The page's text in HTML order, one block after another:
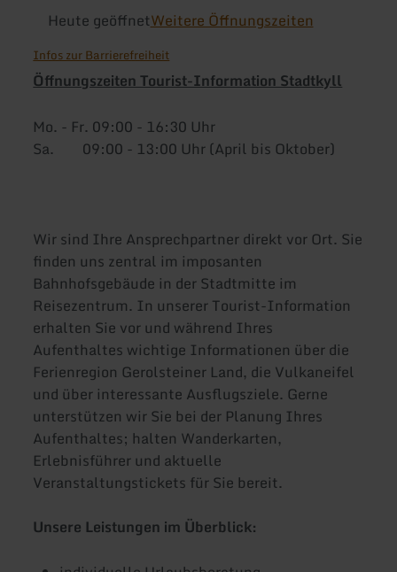
Heute geöffnetWeitere Öffnungszeiten
Infos zur Barrierefreiheit
Öffnungszeiten Tourist-Information Stadtkyll
Mo. - Fr. 09:00 - 16:30 Uhr
Sa. 09:00 - 13:00 Uhr (April bis Oktober)
Wir sind Ihre Ansprechpartner direkt vor Ort. Sie
finden uns zentral im imposanten
Bahnhofsgebäude in der Stadtmitte im
Reisezentrum. In unserer Tourist-Information
erhalten Sie vor und während Ihres
Aufenthaltes wichtige Informationen über die
Ferienregion Gerolsteiner Land, die Vulkaneifel
und über interessante Ausflugsziele. Gerne
unterstützen wir Sie bei der Planung Ihres
Aufenthaltes; halten Wanderkarten,
Erlebnisführer und aktuelle
Veranstaltungstickets für Sie bereit.
Unsere Leistungen im Überblick: